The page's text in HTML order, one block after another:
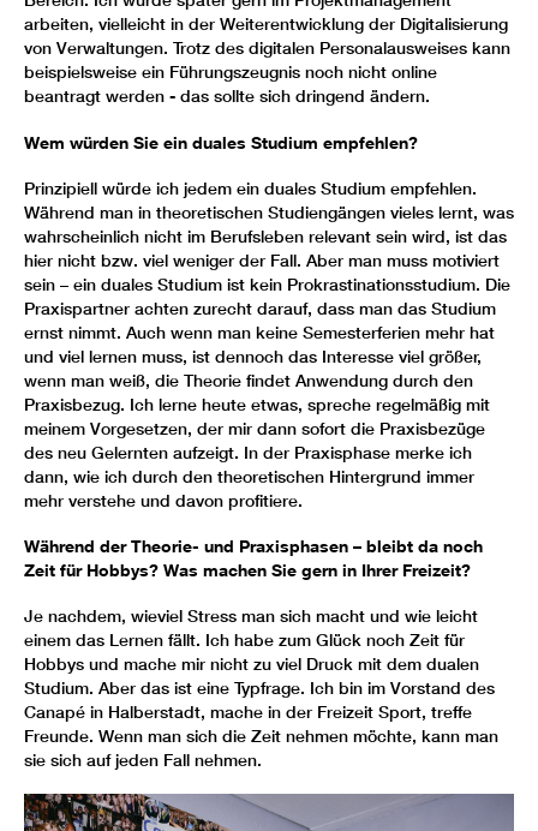
arbeiten, vielleicht in der Weiterentwicklung der Digitalisierung
von Verwaltungen. Trotz des digitalen Personalausweises kann
beispielsweise ein Führungszeugnis noch nicht online
beantragt werden - das sollte sich dringend ändern.
Wem würden Sie ein duales Studium empfehlen?
Prinzipiell würde ich jedem ein duales Studium empfehlen.
Während man in theoretischen Studiengängen vieles lernt, was
wahrscheinlich nicht im Berufsleben relevant sein wird, ist das
hier nicht bzw. viel weniger der Fall. Aber man muss motiviert
sein – ein duales Studium ist kein Prokrastinationsstudium. Die
Praxispartner achten zurecht darauf, dass man das Studium
ernst nimmt. Auch wenn man keine Semesterferien mehr hat
und viel lernen muss, ist dennoch das Interesse viel größer,
wenn man weiß, die Theorie findet Anwendung durch den
Praxisbezug. Ich lerne heute etwas, spreche regelmäßig mit
meinem Vorgesetzen, der mir dann sofort die Praxisbezüge
des neu Gelernten aufzeigt. In der Praxisphase merke ich
dann, wie ich durch den theoretischen Hintergrund immer
mehr verstehe und davon profitiere.
Während der Theorie- und Praxisphasen – bleibt da noch
Zeit für Hobbys? Was machen Sie gern in Ihrer Freizeit?
Je nachdem, wieviel Stress man sich macht und wie leicht
einem das Lernen fällt. Ich habe zum Glück noch Zeit für
Hobbys und mache mir nicht zu viel Druck mit dem dualen
Studium. Aber das ist eine Typfrage. Ich bin im Vorstand des
Canapé in Halberstadt, mache in der Freizeit Sport, treffe
Freunde. Wenn man sich die Zeit nehmen möchte, kann man
sie sich auf jeden Fall nehmen.